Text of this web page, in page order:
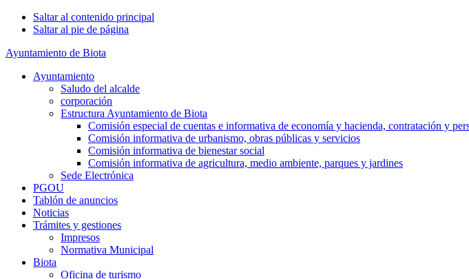
Saltar al contenido principal
Saltar al pie de página
Ayuntamiento de Biota
Ayuntamiento
Saludo del alcalde
corporación
Estructura Ayuntamiento de Biota
Comisión especial de cuentas e informativa de economía y hacienda, contratación y
Comisión informativa de urbanismo, obras públicas y servicios
Comisión informativa de bienestar social
Comisión informativa de agricultura, medio ambiente, parques y jardines
Sede Electrónica
PGOU
Tablón de anuncios
Noticias
Trámites y gestiones
Impresos
Normativa Municipal
Biota
Oficina de turismo